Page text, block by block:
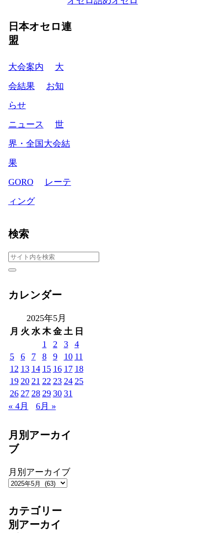
日本オセロ連
盟
大会案内
大
会結果
お知
らせ
ニュース
世
界・全国大会結
果
GORO
レーテ
ィング
検索
カレンダー
2025年5月
月 火 水 木 金 土 日
1
2 3
4
5
6 7 8 9 10 11
12 13 14 15 16 17 18
19 20 21 22 23 24 25
26 27 28 29 30 31
« 4月
6月 »
月別アーカイ
ブ
月別アーカイブ
カテゴリー
別アーカイ